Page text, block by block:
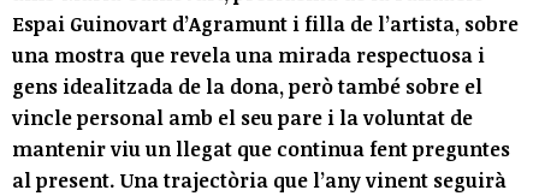
Espai Guinovart d’Agramunt i filla de l’artista, sobre
una mostra que revela una mirada respectuosa i
gens idealitzada de la dona, però també sobre el
vincle personal amb el seu pare i la voluntat de
mantenir viu un llegat que continua fent preguntes
al present. Una trajectòria que l’any vinent seguirà